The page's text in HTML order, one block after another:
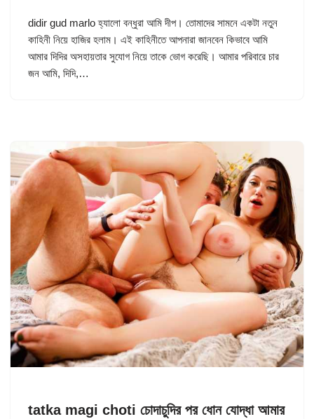
didir gud marlo হ্যালো বন্ধুরা আমি দীপ। তোমাদের সামনে একটা নতুন
কাহিনী নিয়ে হাজির হলাম। এই কাহিনীতে আপনারা জানবেন কিভাবে আমি
আমার দিদির অসহায়তার সুযোগ নিয়ে তাকে ভোগ করেছি। আমার পরিবারে চার
জন আমি, দিদি,…
tatka magi choti চোদাচুদির পর ধোন যোদ্ধা আমার